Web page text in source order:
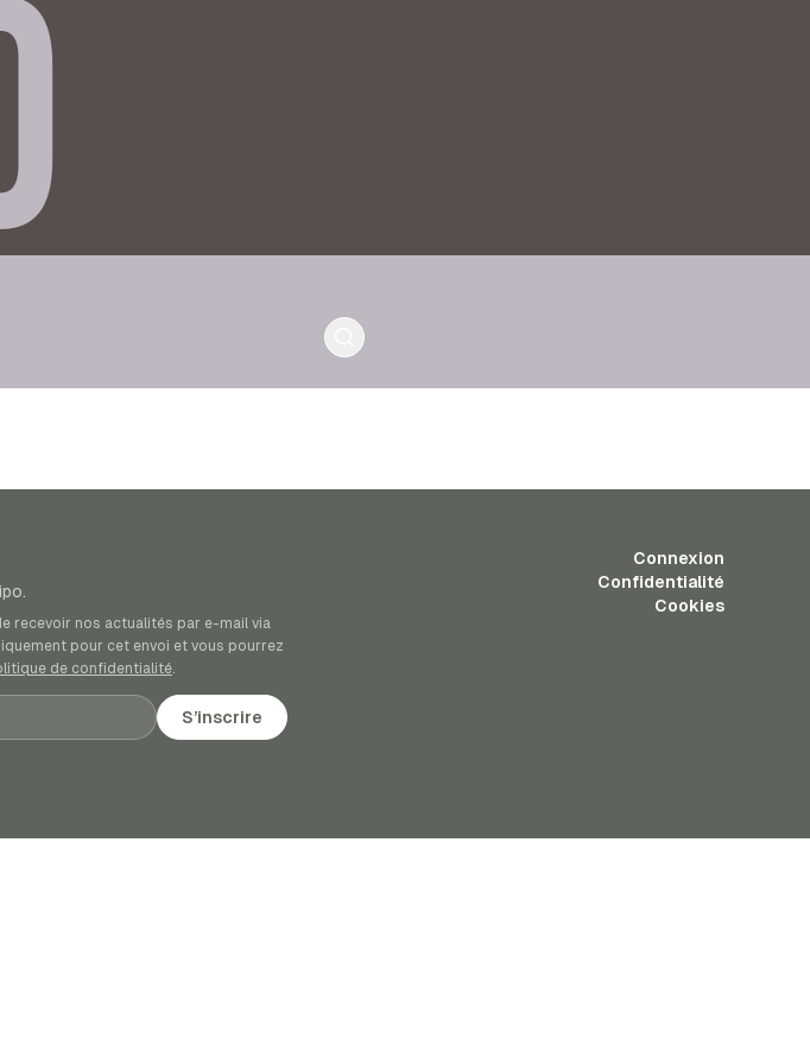
recevoir nos actualités par e-mail via
pour cet envoi et vous pourrez
de confidentialité.
S’inscrire
Connexion
Confidentialité
Cookies